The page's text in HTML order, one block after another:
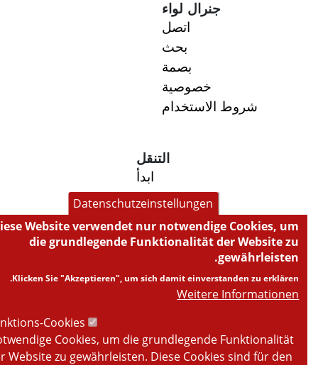
جنرال لواء
اتصل
بحث
بصمة
خصوصية
شروط الاستخدام
التنقل
ابدأ
صيدليتنا
خدمة طوارئ الصيدلية
الخدمة عبر الإنترنت
تيار
Datenschutzeinstellungen
Diese Website verwendet nur notwendige Cookies, um
die grundlegende Funktionalität der Website zu
gewährleisten.
Klicken Sie "Akzeptieren", um sich damit einverstanden zu erklären.
Weitere Informationen
Cookies
Cookies, um die grundlegende Funktionalität
Website zu gewährleisten. Diese Cookies sind für den